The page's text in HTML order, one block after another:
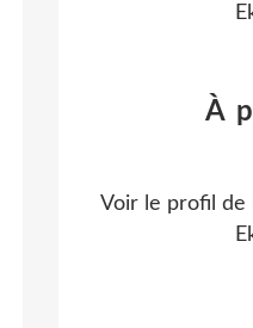
À
Voir le profil de